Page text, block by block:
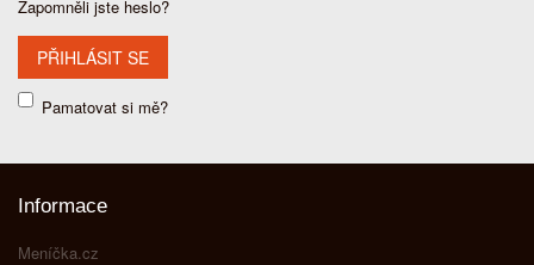
Zapomněli jste heslo?
Pamatovat si mě?
Informace
Meníčka.cz